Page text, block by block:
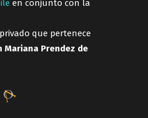
en conjunto con la
que pertenece
Mariana Prendez de